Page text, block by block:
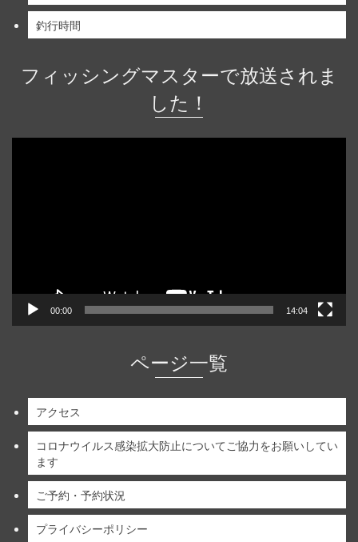
釣行時間
フィッシングマスターで放送されま
した！
00:00 14:04
ページ一覧
アクセス
コロナウイルス感染拡大防止についてご協力をお願いしてい
ます
ご予約・予約状況
プライバシーポリシー